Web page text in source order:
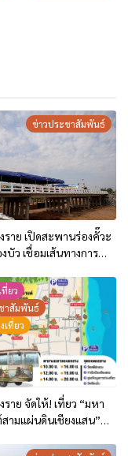
ข่าวประชาสัมพันธ์
ราย เปิดสะพานร่องคั๊วะ
ว เชื่อมเส้นทางการ
ที่ยว
าสัมพันธ์
เที่ยว
ราย จัดให้! เที่ยว “มหา
ามแผ่นดินเชียงแสน”
” และรถรางสงกรานต์